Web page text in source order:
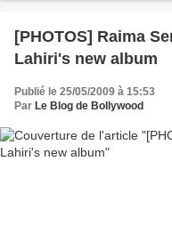
[PHOTOS] Raima
Lahiri's new album
Publié le 25/05/2009 à 15:53
Par Le Blog de Bollywood